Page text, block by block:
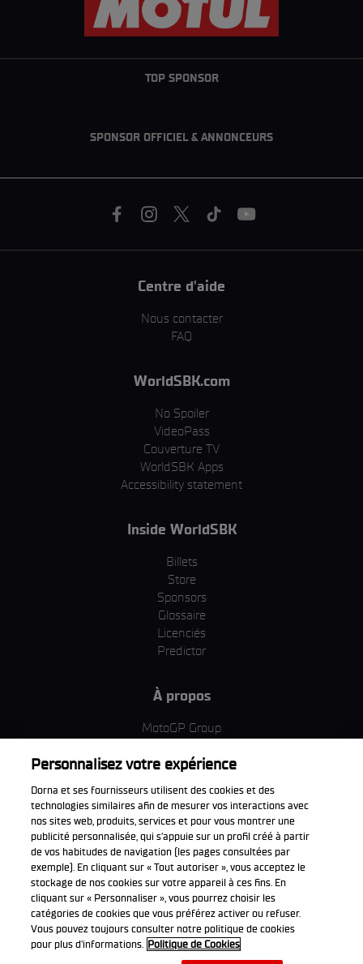
TOP SPONSOR
SPONSOR OFFICIEL & ANNONCEURS
Centre d'aide
Nous contacter
FAQ
WorldSBK.com
No Spoiler
VideoPass
Couverture TV
WorldSBK Apps
Accessibility statement
Inside WorldSBK
Billets
Store
Sponsors
Glossaire
Licenciés
Predictor
À propos
MotoGP Group
Termes et conditions d'utilisation
Politique de confidentialité
Politique d’achat
Télécharger l'appli officiell
Personnalisez votre expérience
Dorna et ses fournisseurs utilisent des cookies et des
technologies similaires afin de mesurer vos interactions avec
nos sites web, produits, services et pour vous montrer une
publicité personnalisée, qui s’appuie sur un profil créé à partir
de vos habitudes de navigation (les pages consultées par
exemple). En cliquant sur « Tout autoriser », vous acceptez le
stockage de nos cookies sur votre appareil à ces fins. En
cliquant sur « Personnaliser », vous pourrez choisir les
catégories de cookies que vous préférez activer ou refuser.
Vous pouvez toujours consulter notre politique de cookies
pour plus d'informations. Politique de Cookies